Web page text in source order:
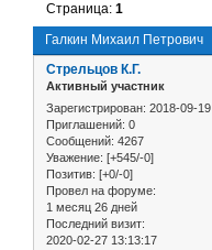
Галкин Михаил Петрович
Страница:1
Стрельцов К.Г.
Активный участник
Зарегистрирован: 2018-09-19
Приглашений: 0
Сообщений: 4267
Уважение: [+545/-0]
Позитив: [+0/-0]
Провел на форуме:
1 месяц 26 дней
Последний визит:
2020-02-27 13:13:17